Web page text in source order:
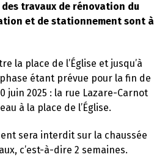
travaux de rénovation du
et de stationnement sont à
la place de l’Église et jusqu’à
étant prévue pour la fin de
juin 2025 : la rue Lazare-Carnot
à la place de l’Église.
sera interdit sur la chaussée
c’est-à-dire 2 semaines.